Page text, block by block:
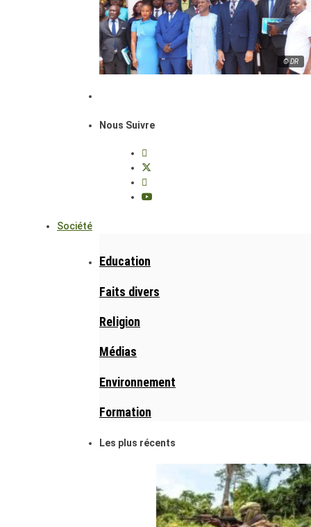
© DR
Nous Suivre
Société
Education
Faits divers
Religion
Médias
Environnement
Formation
Les plus récents